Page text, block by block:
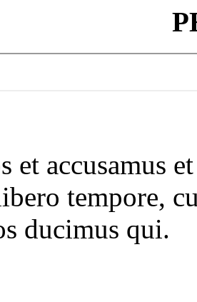
et accusamus
tempore,
ducimus qui.